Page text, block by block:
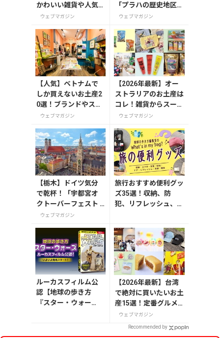
かわいい雑貨や人気
コスメを紹介
ウェブマガジン
「プラハの歴史地区」
を流れる川の名前は？
ウェブマガジン
【人気】ベトナムで
しか買えないお土産2
0選！ブランドやスー
パーのお菓子や雑貨
ウェブマガジン
【2026年最新】オー
ストラリアのお土産は
コレ！雑貨からスーパ
ーでも買えるグルメま
ウェブマガジン
【栃木】ドイツ気分
で乾杯！「宇都宮オ
クトーバーフェスト L
ight 2026」が8月7日
ウェブマガジン
旅行おすすめ便利グッ
ズ35選！収納、防
犯、リフレッシュ、ど
ルーカスフィルム公
認【地球の歩き方
『スター・ウォー
【2026年最新】台湾
で絶対に買いたいお土
産15選！定番グルメ
やかわいい雑貨、限定
商品も紹介
ウェブマガジン
Recommended by